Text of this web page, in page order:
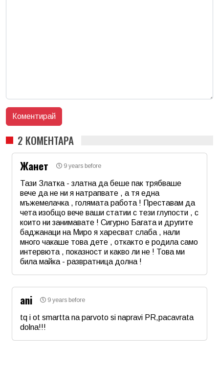
2 КОМЕНТАРА
Жанет
9 years before
Тази Златка - златна да беше пак трябваше
вече да не ни я натрапвате , а тя една
мъжемелачка , голямата работа ! Преставам да
чета изобщо вече ваши статии с тези глупости , с
които ни занимавате ! Сигурно Багата и другите
баджанаци на Миро я харесват слаба , нали
много чакаше това дете , откакто е родила само
интервюта , показност и какво ли не ! Това ми
била майка - развратница долна !
Email
ani 9 years before
tq i ot smartta na parvoto si napravi PR,pacavrata
dolna!!!